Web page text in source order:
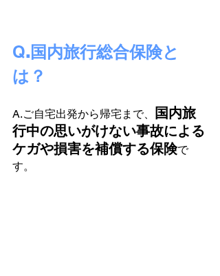
Q.国内旅行総合保険と
は？
A.ご自宅出発から帰宅まで、
国内旅
行中の思いがけない事故による
ケガや損害を補償する保険で
す。